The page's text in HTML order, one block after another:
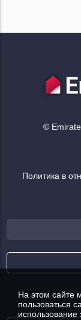
©
Политика в
На этом сайте
пользоваться
использование